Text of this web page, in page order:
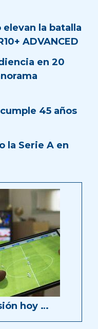
la batalla
ADVANCED
en 20
45 años
la Serie A en
hoy …